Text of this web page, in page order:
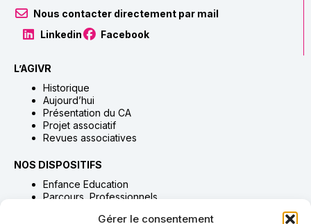
Gérer le consentement
Nous contacter directement par mail
Linkedin
Facebook
L’AGIVR
Historique
Aujourd’hui
Présentation du CA
Projet associatif
Revues associatives
NOS DISPOSITIFS
Enfance Education
Parcours Professionnels